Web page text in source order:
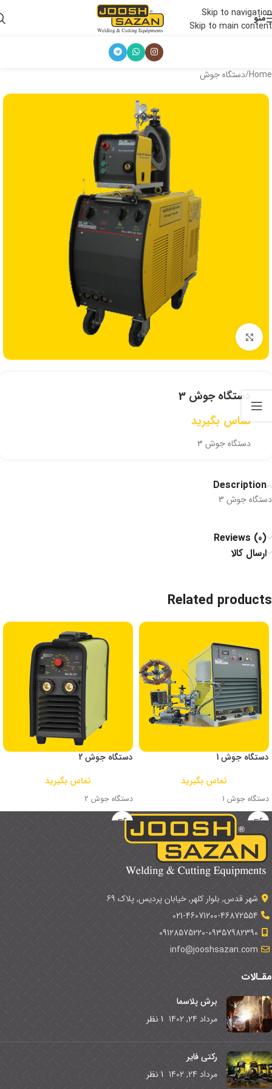
Skip to navigation
Skip to main content
منو
Home
/دستگاه جوش
برای بزرگنمایی کلیک کنید
دستگاه جوش 3
تماس بگیرید
دستگاه جوش 3
Description
دستگاه جوش 3
Reviews (0)
ارسال کالا
Related products
دستگاه جوش 1
تماس بگیرید
دستگاه جوش 1
دستگاه جوش 2
تماس بگیرید
دستگاه جوش 2
شهر قدس, بلوار کلهر, خیابان پردیس, پلاک 69
مقـالات
برش پلاسما
مرداد 24, 1402
1 نظر
رکتی فایر
مرداد 24, 1402
1 نظر